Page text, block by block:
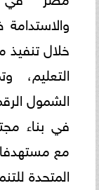
خلال
التعليم،
الشمول
في بناء
المتحدة